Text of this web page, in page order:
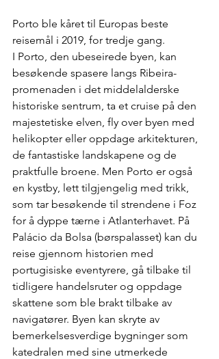
Porto ble kåret til Europas beste
reisemål i 2019, for tredje gang.
I Porto, den ubeseirede byen, kan
besøkende spasere langs Ribeira-
promenaden i det middelalderske
historiske sentrum, ta et cruise på den
majestetiske elven, fly over byen med
helikopter eller oppdage arkitekturen,
de fantastiske landskapene og de
praktfulle broene. Men Porto er også
en kystby, lett tilgjengelig med trikk,
som tar besøkende til strendene i Foz
for å dyppe tærne i Atlanterhavet. På
Palácio da Bolsa (børspalasset) kan du
reise gjennom historien med
portugisiske eventyrere, gå tilbake til
tidligere handelsruter og oppdage
skattene som ble brakt tilbake av
navigatører. Byen kan skryte av
bemerkelsesverdige bygninger som
katedralen med sine utmerkede